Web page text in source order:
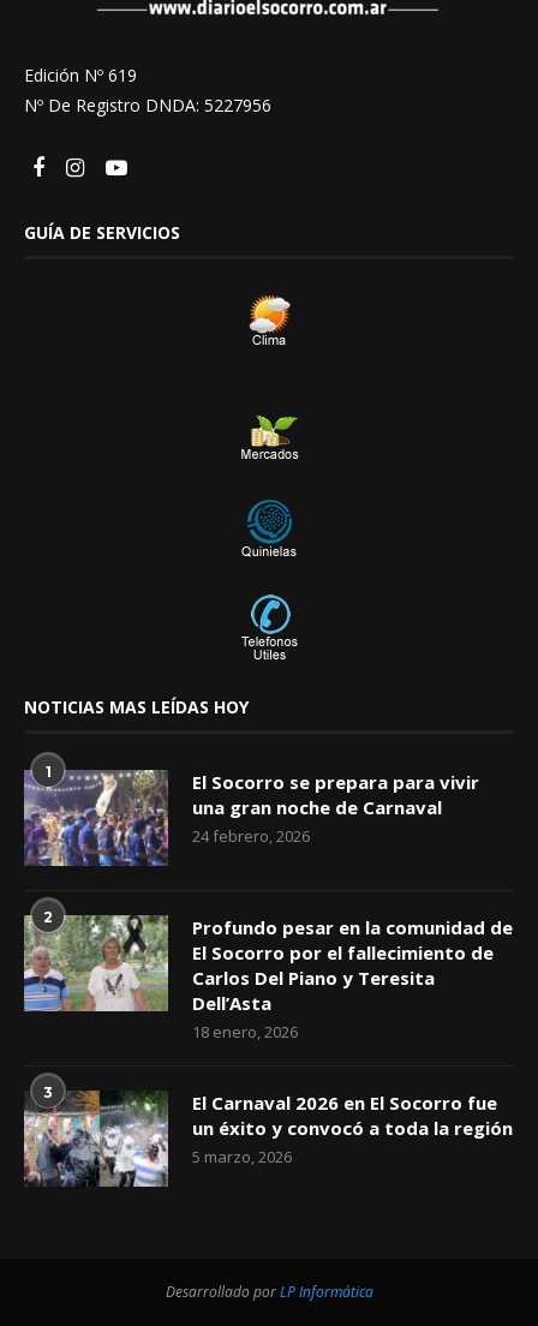
Edición Nº 619
Nº De Registro DNDA: 5227956
GUÍA DE SERVICIOS
NOTICIAS MAS LEÍDAS HOY
1
El Socorro se prepara para vivir
una gran noche de Carnaval
24 febrero, 2026
2
Profundo pesar en la comunidad de
El Socorro por el fallecimiento de
Carlos Del Piano y Teresita
Dell’Asta
18 enero, 2026
3
El Carnaval 2026 en El Socorro fue
un éxito y convocó a toda la región
5 marzo, 2026
Desarrollado porLP Informática